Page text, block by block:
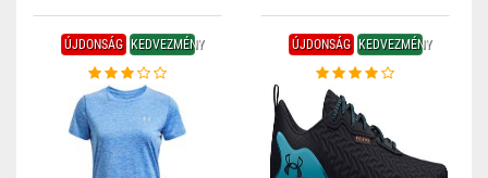
ÚJDONSÁG KEDVEZMÉNY ÚJDONSÁG KEDVEZMÉNY